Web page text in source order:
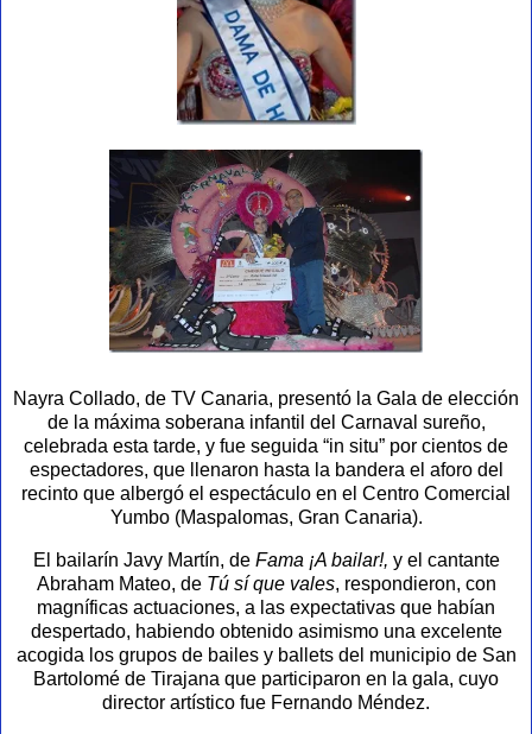
Nayra Collado, de TV Canaria, presentó la Gala de elección
de la máxima soberana infantil del Carnaval sureño,
celebrada esta tarde, y fue seguida “in situ” por cientos de
espectadores, que llenaron hasta la bandera el aforo del
recinto que albergó el espectáculo en el Centro Comercial
Yumbo (Maspalomas, Gran Canaria).
El bailarín Javy Martín, de Fama ¡A bailar!, y el cantante
Abraham Mateo, de Tú sí que vales, respondieron, con
magníficas actuaciones, a las expectativas que habían
despertado, habiendo obtenido asimismo una excelente
acogida los grupos de bailes y ballets del municipio de San
Bartolomé de Tirajana que participaron en la gala, cuyo
director artístico fue Fernando Méndez.